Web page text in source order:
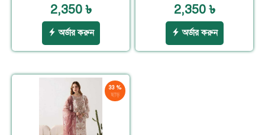
2,350 ৳
অর্ডার করুন
2,350 ৳
অর্ডার করুন
33 %
ছাড়